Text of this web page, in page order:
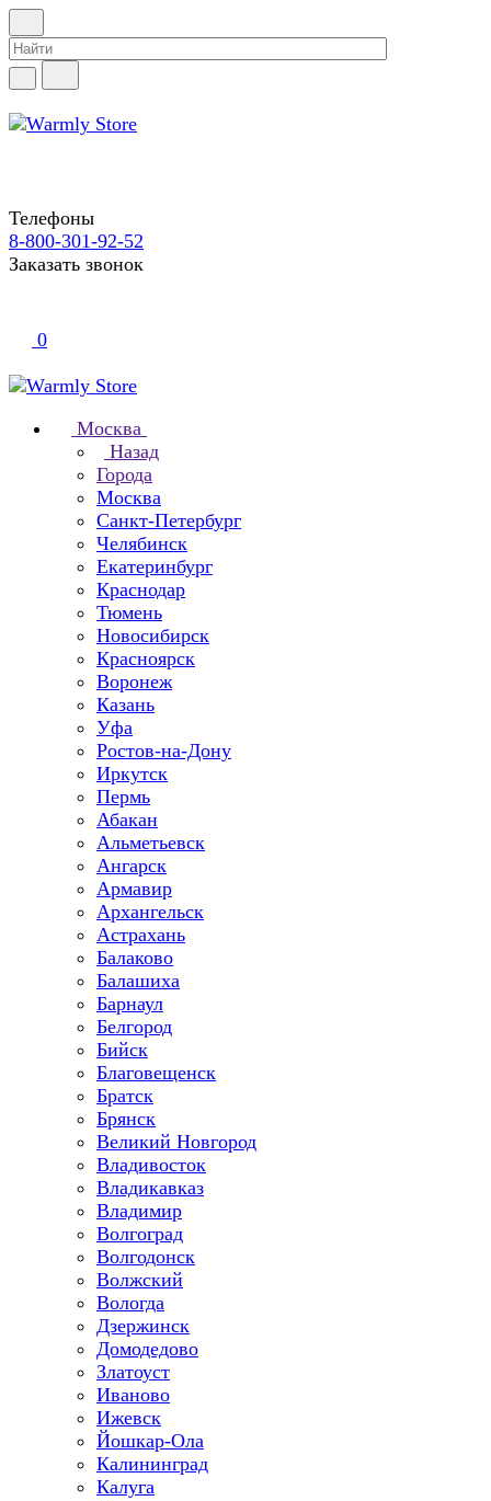
Телефоны
8-800-301-92-52
Заказать звонок
0
Москва
Назад
Города
Москва
Санкт-Петербург
Челябинск
Екатеринбург
Краснодар
Тюмень
Новосибирск
Красноярск
Воронеж
Казань
Уфа
Ростов-на-Дону
Иркутск
Пермь
Абакан
Альметьевск
Ангарск
Армавир
Архангельск
Астрахань
Балаково
Балашиха
Барнаул
Белгород
Бийск
Благовещенск
Братск
Брянск
Великий Новгород
Владивосток
Владикавказ
Владимир
Волгоград
Волгодонск
Волжский
Вологда
Дзержинск
Домодедово
Златоуст
Иваново
Ижевск
Йошкар-Ола
Калининград
Калуга